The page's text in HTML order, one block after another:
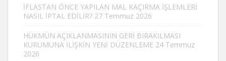
İFLASTAN ÖNCE YAPILAN MAL KAÇIRMA İŞLEMLERİ
NASIL İPTAL EDİLİR? 27 Temmuz 2026
HÜKMÜN AÇIKLANMASININ GERİ BIRAKILMASI
KURUMUNA İLİŞKİN YENİ DÜZENLEME 24 Temmuz
2026